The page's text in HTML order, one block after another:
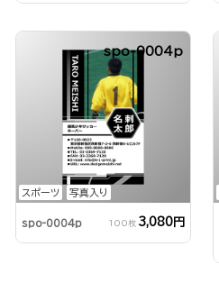
スポーツ 写真入り
spo-0004p
spo-0004p 100枚 3,080円